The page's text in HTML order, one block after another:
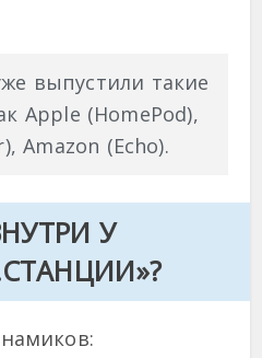
выпустили такие
Apple (HomePod),
Amazon (Echo).
У